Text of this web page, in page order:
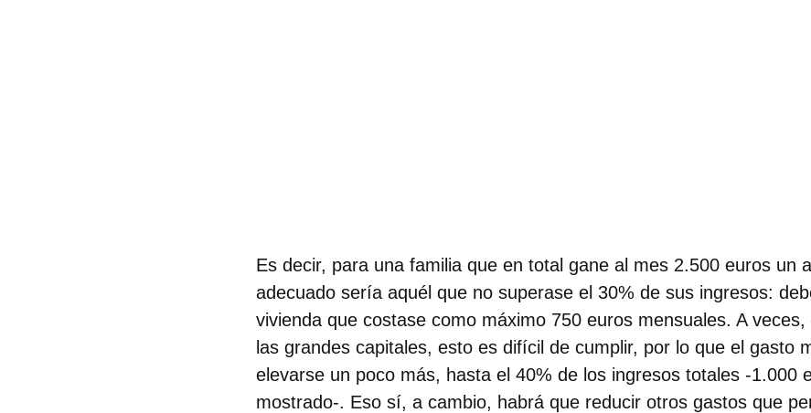
Es decir, para una familia que en total gane al mes 2.500 euros un
adecuado sería aquél que no superase el 30% de sus ingresos:
vivienda que costase como máximo 750 euros mensuales. A
las grandes capitales, esto es difícil de cumplir, por lo que el gasto
elevarse un poco más, hasta el 40% de los ingresos totales -1.000
mostrado-. Eso sí, a cambio, habrá que reducir otros gastos que